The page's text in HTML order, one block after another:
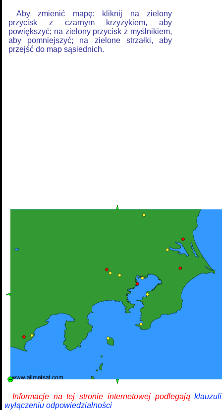
Aby zmienić mapę: kliknij na zielony
przycisk z czarnym krzyżykiem, aby
powiększyć; na zielony przycisk z myślnikiem,
aby pomniejszyć; na zielone strzałki, aby
przejść do map sąsiednich.
Informacje na tej stronie internetowej podlegają
wyłączeniu odpowiedzialności